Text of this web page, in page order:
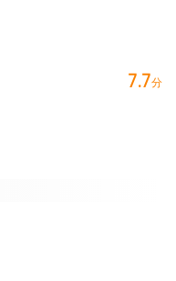
7.7分